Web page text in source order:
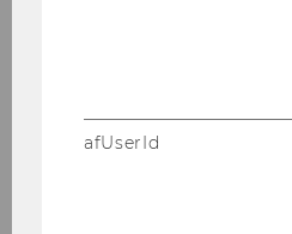
den Frau­en
Alle
chen
und den
bungs­tex­tes
An der WU ist ein
afUserId